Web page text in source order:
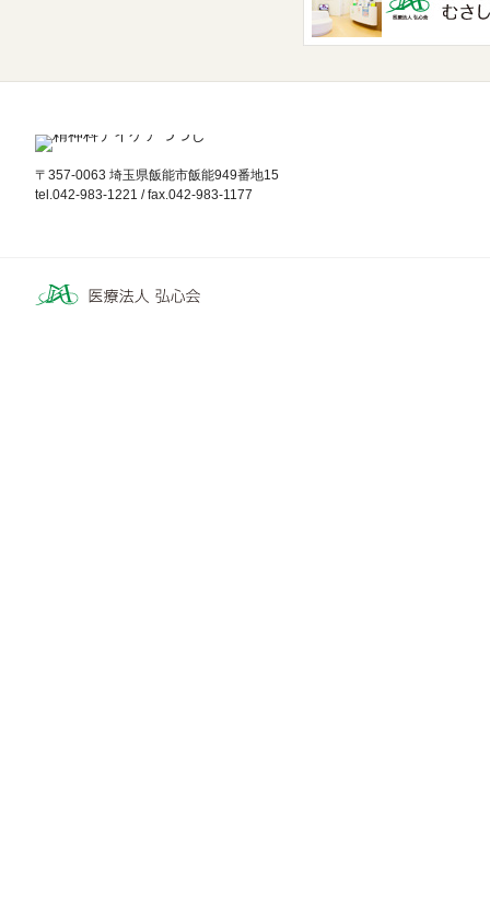
〒357-0063 埼玉県飯能市飯能949番地15
tel.042-983-1221 / fax.042-983-1177